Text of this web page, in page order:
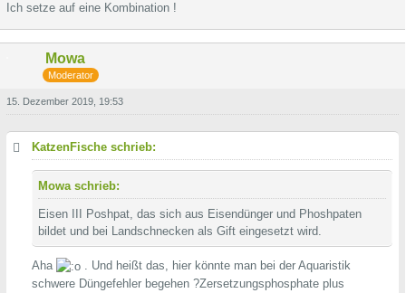
Ich setze auf eine Kombination !
Mowa
Moderator
15. Dezember 2019, 19:53
KatzenFische schrieb:
Mowa schrieb:
Eisen III Poshpat, das sich aus Eisendünger und Phoshpaten
bildet und bei Landschnecken als Gift eingesetzt wird.
Aha
. Und heißt das, hier könnte man bei der Aquaristik
schwere Düngefehler begehen ?Zersetzungsphosphate plus